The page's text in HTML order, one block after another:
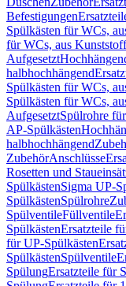
Befestigungen
Spülkästen für WCs,
für WCs, aus Kunststoff
Aufgesetzt
halbhochhängend
Spülkästen für WCs,
Spülkästen für WCs,
AufgesetztSpülrohre
AP-Spülkästen
halbhochhängend
ZubehörAnschlüsse
Rosetten und
SpülkästenSigma UP-
SpülkästenSpülrohre
SpülventileFüllventile
SpülkästenErsatzteile
für UP-Spülkästen
SpülkästenSpülventile
SpülungErsatzteile für